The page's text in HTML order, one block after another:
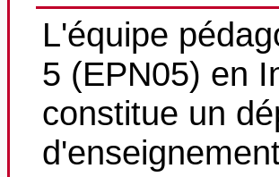
L'équipe
5 (EPN05) en
constitue un